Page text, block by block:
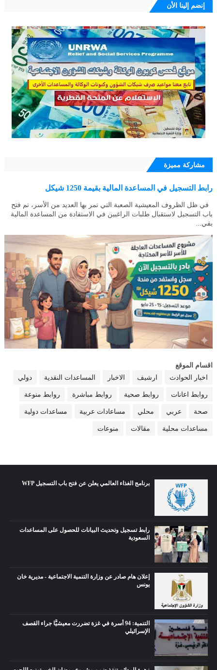
إنضم إلينا الأن
مشاركة مميزة
رابط التسجيل في المساعدة المالية بقيمة 1250 شيكل
في ظل الظروف المعيشية الصعبة التي تمر بها العديد من الأسر، تم فتح
باب التسجيل لاستقبال طلبات الراغبين في الاستفادة من المساعدة المالية
بقي...
اقسام الموقع
اخبار الحوادث
ارشيف الاخبار المساعدات النقدية دولي
روابط اعانات روابط صحية روابط مباشرة روابط منوعة
صحة عربي محلي مساعادات عربية مساعدات دولية
مساعدات محلية مقالات منوعات
برنامج الغذاء العالمي يعلن عن فتح باب التسجيل WFP
رابط تسجيل وتحديث البيانات للحصول على المساعدات
السعودية
إعلان هام صادر عن وزارة التنمية الاجتماعية - مديرية خان
يونس
التنمية: 94 أسرة في غزة تضررت معيشيًّا جراء القصف
الإسرائيلي